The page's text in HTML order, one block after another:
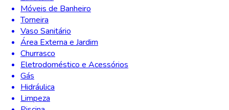
Móveis de Banheiro
Torneira
Vaso Sanitário
Área Externa e Jardim
Churrasco
Eletrodoméstico e Acessórios
Gás
Hidráulica
Limpeza